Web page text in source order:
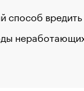
способ